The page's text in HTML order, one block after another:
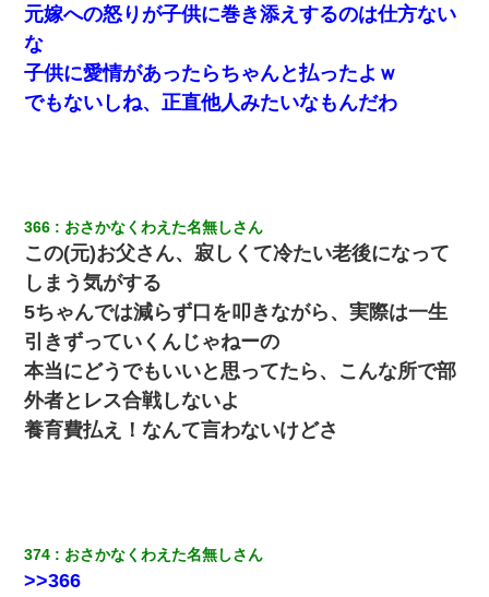
元嫁への怒りが子供に巻き添えするのは仕方ない
な
子供に愛情があったらちゃんと払ったよｗ
でもないしね、正直他人みたいなもんだわ
366 おさかなくわえた名無しさん
この(元)お父さん、寂しくて冷たい老後になって
しまう気がする
5ちゃんでは減らず口を叩きながら、実際は一生
引きずっていくんじゃねーの
本当にどうでもいいと思ってたら、こんな所で部
外者とレス合戦しないよ
養育費払え！なんて言わないけどさ
374 おさかなくわえた名無しさん
>>366